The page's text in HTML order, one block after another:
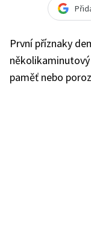
První příznaky
paměť nebo